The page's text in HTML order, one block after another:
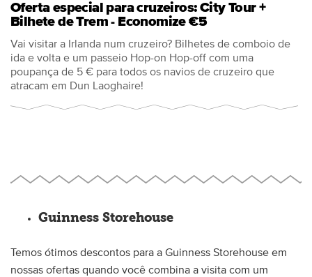
Oferta especial para cruzeiros: City Tour +
Bilhete de Trem - Economize €5
Vai visitar a Irlanda num cruzeiro? Bilhetes de comboio de
ida e volta e um passeio Hop-on Hop-off com uma
poupança de 5 € para todos os navios de cruzeiro que
atracam em Dun Laoghaire!
Guinness Storehouse
Temos ótimos descontos para a Guinness Storehouse em
nossas ofertas quando você combina a visita com um